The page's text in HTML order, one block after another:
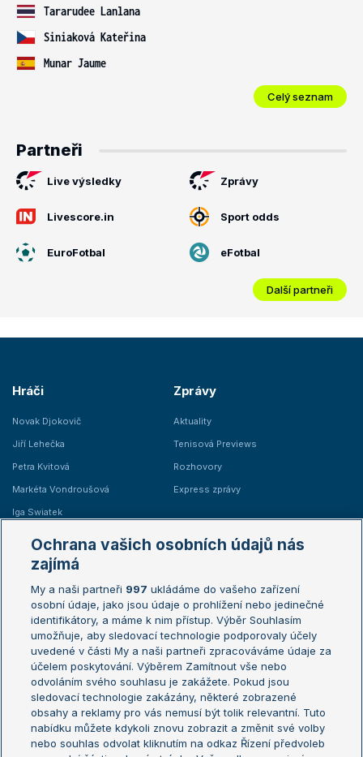
Tararudee Lanlana
Siniaková Kateřina
Munar Jaume
Celý seznam
Partneři
Live výsledky Zprávy
Livescore.in Sport odds
EuroFotbal eFotbal
Další partneři
Hráči
Novak Djokovič
Jiří Lehečka
Petra Kvitová
Markéta Vondroušová
Iga Swiatek
Zprávy
Aktuality
Tenisová Previews
Rozhovory
Express zprávy
Žebříčky
Žebříček ATP (muži)
Žebříček WTA (ženy)
Sázkařský žebříček
Australian Open
French Open
Wimbledon
US Open
Turnaj mistrů
Turnaj mistryň
Aktualní trendy
Ochrana vašich osobních údajů nás
zajímá
My a naši partneři 997 ukládáme do vašeho zařízení
osobní údaje, jako jsou údaje o prohlížení nebo jedinečné
identifikátory, a máme k nim přístup. Výběr Souhlasím
umožňuje, aby sledovací technologie podporovaly účely
uvedené v části My a naši partneři zpracováváme údaje za
účelem poskytování. Výběrem Zamítnout vše nebo
odvoláním svého souhlasu je zakážete. Pokud jsou
sledovací technologie zakázány, některé zobrazené
obsahy a reklamy pro vás nemusí být tolik relevantní. Tuto
nabídku můžete kdykoli znovu zobrazit a změnit své volby
nebo souhlas odvolat kliknutím na odkaz Řízení předvoleb